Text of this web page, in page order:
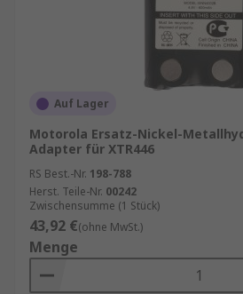
Auf Lager
Motorola Ersatz-Nickel-
Adapter für XTR446
RS Best.-Nr. 198-788
Herst. Teile-Nr. 00242
Zwischensumme (1 Stück)
43,92 €(ohne MwSt.)
Menge